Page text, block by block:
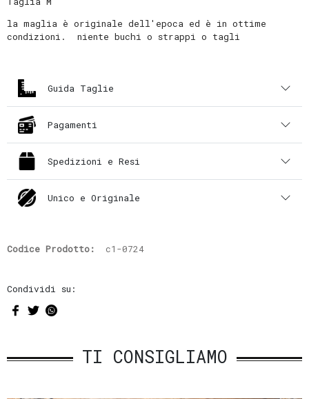
la maglia è originale dell'epoca ed è in ottime
condizioni. niente buchi o strappi o tagli
Guida Taglie
Pagamenti
Spedizioni e Resi
Unico e Originale
Codice Prodotto: c1-0724
Condividi su:
TI CONSIGLIAMO